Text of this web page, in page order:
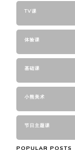
TV课
体验课
基础课
小熊美术
节日主题课
POPULAR POSTS